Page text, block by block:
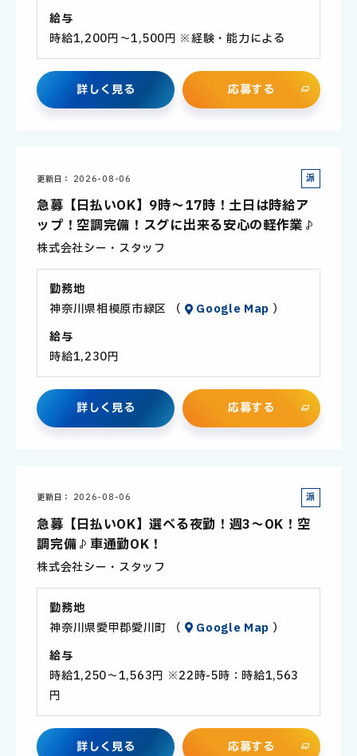
給与
時給1,200円～1,500円 ※経験・能力による
詳しく見る 応募する
更新日 2026-08-06
派
員
急募【日払いOK】9時～17時！土日は時給ア
ップ！空調完備！スグに出来る安心の軽作業♪
株式会社シー・スタッフ
勤務地
神奈川県相模原市緑区 （
Google Map ）
給与
時給1,230円
詳しく見る 応募する
更新日 2026-08-06
派
社
急募【日払いOK】選べる夜勤！週3～OK！空
調完備♪車通勤OK！
株式会社シー・スタッフ
勤務地
神奈川県愛甲郡愛川町 （
Google Map ）
給与
時給1,250～1,563円 ※22時-5時：時給1,563
円
詳しく見る 応募する